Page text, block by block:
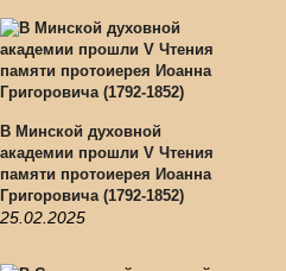
В Минской духовной
академии прошли V Чтения
памяти протоиерея Иоанна
Григоровича (1792-1852)
25.02.2025